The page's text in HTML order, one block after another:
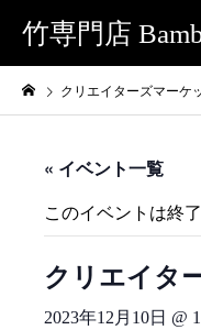
竹専門店
クリエイターズマーケ
« イベント一覧
このイベントは終
クリエイタ
2023年12月10日 @